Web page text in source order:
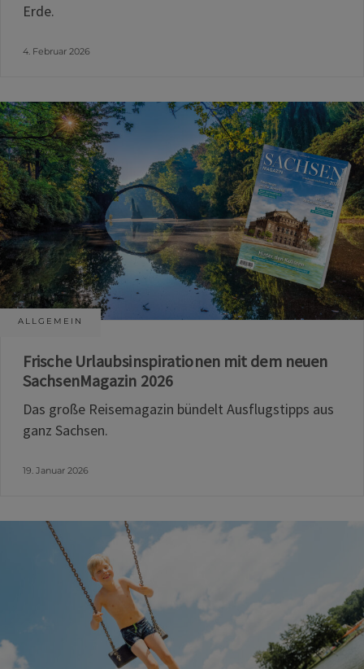
Erde.
4. Februar 2026
ALLGEMEIN
Frische Urlaubsinspirationen mit dem neuen
SachsenMagazin 2026
Das große Reisemagazin bündelt Ausflugstipps aus
ganz Sachsen.
19. Januar 2026